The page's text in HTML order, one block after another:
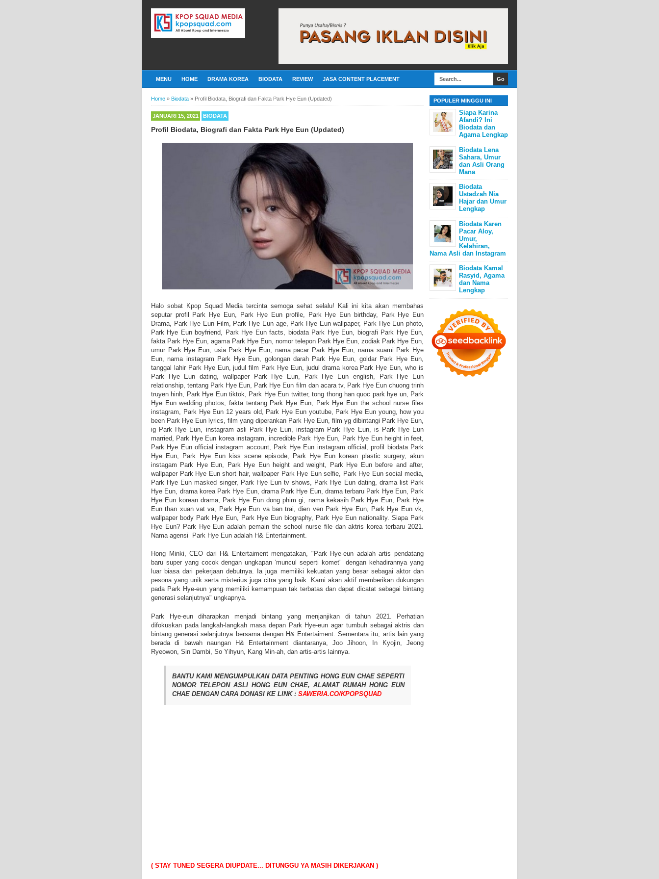
MENU HOME DRAMA KOREA BIODATA REVIEW JASA CONTENT PLACEMENT
Home » Biodata » Profil Biodata, Biografi dan Fakta Park Hye Eun (Updated)
JANUARI 15, 2021 BIODATA
Profil Biodata, Biografi dan Fakta Park Hye Eun (Updated)
Halo sobat Kpop Squad Media tercinta semoga sehat selalu! Kali ini kita akan membahas
seputar profil Park Hye Eun, Park Hye Eun profile, Park Hye Eun birthday, Park Hye Eun
Drama, Park Hye Eun Film, Park Hye Eun age, Park Hye Eun wallpaper, Park Hye Eun photo,
Park Hye Eun boyfriend, Park Hye Eun facts, biodata Park Hye Eun, biografi Park Hye Eun,
fakta Park Hye Eun, agama Park Hye Eun, nomor telepon Park Hye Eun, zodiak Park Hye Eun,
umur Park Hye Eun, usia Park Hye Eun, nama pacar Park Hye Eun, nama suami Park Hye
Eun, nama instagram Park Hye Eun, golongan darah Park Hye Eun, goldar Park Hye Eun,
tanggal lahir Park Hye Eun, judul film Park Hye Eun, judul drama korea Park Hye Eun, who is
Park Hye Eun dating, wallpaper Park Hye Eun, Park Hye Eun english, Park Hye Eun
relationship, tentang Park Hye Eun, Park Hye Eun film dan acara tv, Park Hye Eun chuong trinh
truyen hinh, Park Hye Eun tiktok, Park Hye Eun twitter, tong thong han quoc park hye un, Park
Hye Eun wedding photos, fakta tentang Park Hye Eun, Park Hye Eun the school nurse files
instagram, Park Hye Eun 12 years old, Park Hye Eun youtube, Park Hye Eun young, how you
been Park Hye Eun lyrics, film yang diperankan Park Hye Eun, film yg dibintangi Park Hye Eun,
ig Park Hye Eun, instagram asli Park Hye Eun, instagram Park Hye Eun, is Park Hye Eun
married, Park Hye Eun korea instagram, incredible Park Hye Eun, Park Hye Eun height in feet,
Park Hye Eun official instagram account, Park Hye Eun instagram official, profil biodata Park
Hye Eun, Park Hye Eun kiss scene episode, Park Hye Eun korean plastic surgery, akun
instagam Park Hye Eun, Park Hye Eun height and weight, Park Hye Eun before and after,
wallpaper Park Hye Eun short hair, wallpaper Park Hye Eun selfie, Park Hye Eun social media,
Park Hye Eun masked singer, Park Hye Eun tv shows, Park Hye Eun dating, drama list Park
Hye Eun, drama korea Park Hye Eun, drama Park Hye Eun, drama terbaru Park Hye Eun, Park
Hye Eun korean drama, Park Hye Eun dong phim gi, nama kekasih Park Hye Eun, Park Hye
Eun than xuan vat va, Park Hye Eun va ban trai, dien ven Park Hye Eun, Park Hye Eun vk,
wallpaper body Park Hye Eun, Park Hye Eun biography, Park Hye Eun nationality. Siapa Park
Hye Eun? Park Hye Eun adalah pemain the school nurse file dan aktris korea terbaru 2021.
Nama agensi Park Hye Eun adalah H& Entertainment.
Hong Minki, CEO dari H& Entertaiment mengatakan, "Park Hye-eun adalah artis pendatang
baru super yang cocok dengan ungkapan 'muncul seperti komet' dengan kehadirannya yang
luar biasa dari pekerjaan debutnya. Ia juga memiliki kekuatan yang besar sebagai aktor dan
pesona yang unik serta misterius juga citra yang baik. Kami akan aktif memberikan dukungan
pada Park Hye-eun yang memiliki kemampuan tak terbatas dan dapat dicatat sebagai bintang
generasi selanjutnya" ungkapnya.
Park Hye-eun diharapkan menjadi bintang yang menjanjikan di tahun 2021. Perhatian
difokuskan pada langkah-langkah masa depan Park Hye-eun agar tumbuh sebagai aktris dan
bintang generasi selanjutnya bersama dengan H& Entertaiment. Sementara itu, artis lain yang
berada di bawah naungan H& Entertainment diantaranya, Joo Jihoon, In Kyojin, Jeong
Ryeowon, Sin Dambi, So Yihyun, Kang Min-ah, dan artis-artis lainnya.
BANTU KAMI MENGUMPULKAN DATA PENTING HONG EUN CHAE SEPERTI
NOMOR TELEPON ASLI HONG EUN CHAE, ALAMAT RUMAH HONG EUN
CHAE DENGAN CARA DONASI KE LINK : SAWERIA.CO/KPOPSQUAD
( STAY TUNED SEGERA DIUPDATE... DITUNGGU YA MASIH DIKERJAKAN )
POPULER MINGGU INI
Siapa Karina
Afandi? Ini
Biodata dan
Agama Lengkap
Biodata Lena
Sahara, Umur
dan Asli Orang
Mana
Biodata
Ustadzah Nia
Hajar dan Umur
Lengkap
Biodata Karen
Pacar Aloy,
Umur,
Kelahiran,
Nama Asli dan Instagram
Biodata Kamal
Rasyid, Agama
dan Nama
Lengkap